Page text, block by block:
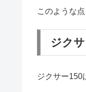
このような
ジク
ジクサー150